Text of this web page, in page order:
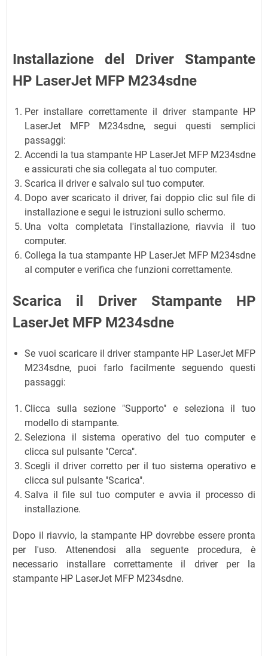
Installazione del Driver Stampante
HP LaserJet MFP M234sdne
Per installare correttamente il driver stampante HP
LaserJet MFP M234sdne, segui questi semplici
passaggi:
Accendi la tua stampante HP LaserJet MFP M234sdne
e assicurati che sia collegata al tuo computer.
Scarica il driver e salvalo sul tuo computer.
Dopo aver scaricato il driver, fai doppio clic sul file di
installazione e segui le istruzioni sullo schermo.
Una volta completata l'installazione, riavvia il tuo
computer.
Collega la tua stampante HP LaserJet MFP M234sdne
al computer e verifica che funzioni correttamente.
Scarica il Driver Stampante HP
LaserJet MFP M234sdne
Se vuoi scaricare il driver stampante HP LaserJet MFP
M234sdne, puoi farlo facilmente seguendo questi
passaggi:
Clicca sulla sezione "Supporto" e seleziona il tuo
modello di stampante.
Seleziona il sistema operativo del tuo computer e
clicca sul pulsante "Cerca".
Scegli il driver corretto per il tuo sistema operativo e
clicca sul pulsante "Scarica".
Salva il file sul tuo computer e avvia il processo di
installazione.
Dopo il riavvio, la stampante HP dovrebbe essere pronta
per l'uso. Attenendosi alla seguente procedura, è
necessario installare correttamente il driver per la
stampante HP LaserJet MFP M234sdne.